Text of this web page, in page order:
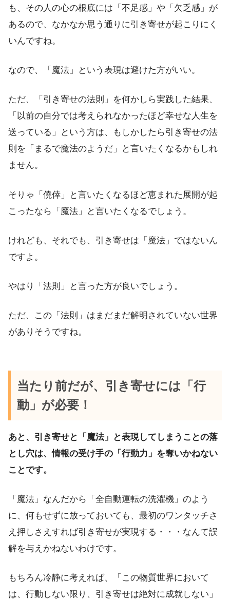
も、その人の心の根底には「不足感」や「欠乏感」が
あるので、なかなか思う通りに引き寄せが起こりにく
いんですね。
なので、「魔法」という表現は避けた方がいい。
ただ、「引き寄せの法則」を何かしら実践した結果、
「以前の自分では考えられなかったほど幸せな人生を
送っている」という方は、もしかしたら引き寄せの法
則を「まるで魔法のようだ」と言いたくなるかもしれ
ません。
そりゃ「僥倖」と言いたくなるほど恵まれた展開が起
こったなら「魔法」と言いたくなるでしょう。
けれども、それでも、引き寄せは「魔法」ではないん
ですよ。
やはり「法則」と言った方が良いでしょう。
ただ、この「法則」はまだまだ解明されていない世界
がありそうですね。
当たり前だが、引き寄せには「行
動」が必要！
あと、引き寄せと「魔法」と表現してしまうことの落
とし穴は、情報の受け手の「行動力」を奪いかねない
ことです。
「魔法」なんだから「全自動運転の洗濯機」のよう
に、何もせずに放っておいても、最初のワンタッチさ
え押しさえすれば引き寄せが実現する・・・なんて誤
解を与えかねないわけです。
もちろん冷静に考えれば、「この物質世界において
は、行動しない限り、引き寄せは絶対に成就しない」